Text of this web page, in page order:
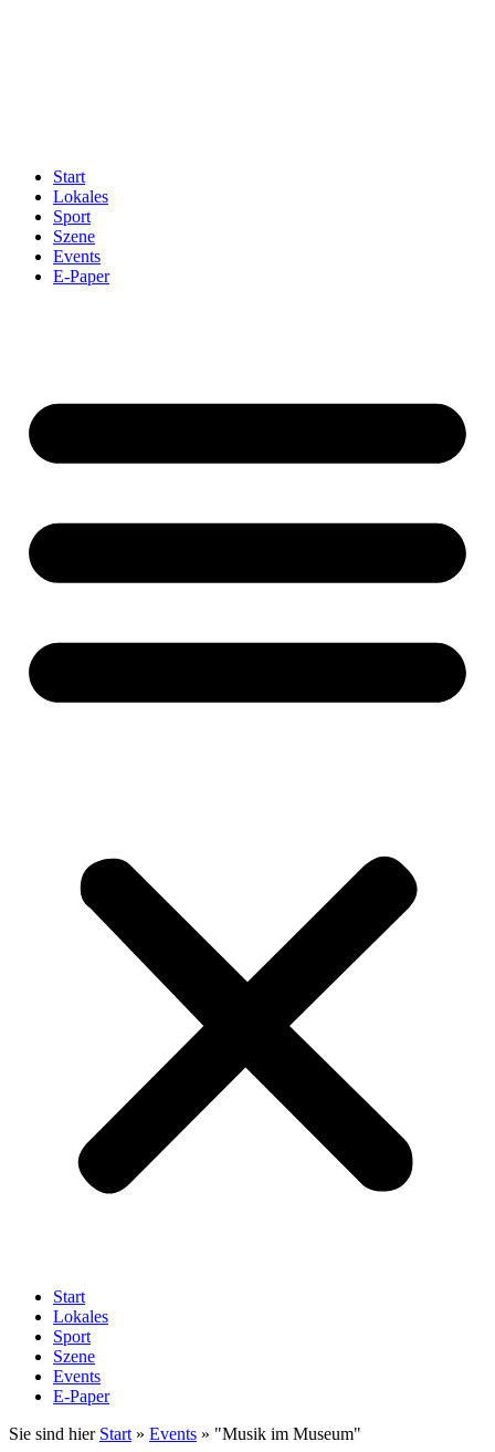
Start
Lokales
Sport
Szene
Events
E-Paper
Start
Lokales
Sport
Szene
Events
E-Paper
Sie sind hier Start » Events » "Musik im Museum"